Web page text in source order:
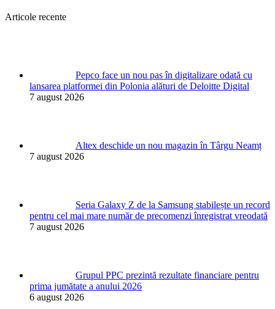
Articole recente
Pepco face un nou pas în digitalizare odată cu
lansarea platformei din Polonia alături de Deloitte Digital
7 august 2026
Altex deschide un nou magazin în Târgu Neamț
7 august 2026
Seria Galaxy Z de la Samsung stabilește un record
pentru cel mai mare număr de precomenzi înregistrat vreodată
7 august 2026
Grupul PPC prezintă rezultate financiare pentru
prima jumătate a anului 2026
6 august 2026